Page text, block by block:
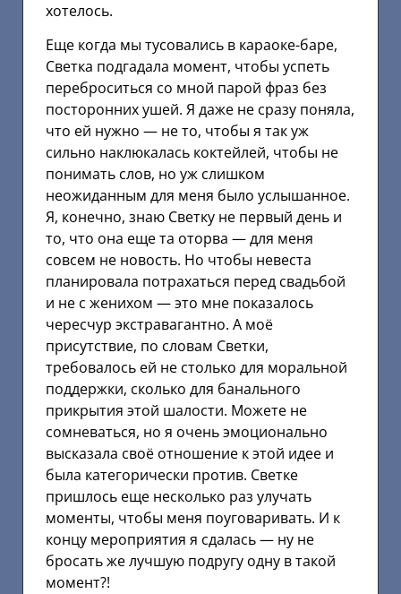
хотелось.
Еще когда мы тусовались в караоке-баре,
Светка подгадала момент, чтобы успеть
переброситься со мной парой фраз без
посторонних ушей. Я даже не сразу поняла,
что ей нужно — не то, чтобы я так уж
сильно наклюкалась коктейлей, чтобы не
понимать слов, но уж слишком
неожиданным для меня было услышанное.
Я, конечно, знаю Светку не первый день и
то, что она еще та оторва — для меня
совсем не новость. Но чтобы невеста
планировала потрахаться перед свадьбой
и не с женихом — это мне показалось
чересчур экстравагантно. А моё
присутствие, по словам Светки,
требовалось ей не столько для моральной
поддержки, сколько для банального
прикрытия этой шалости. Можете не
сомневаться, но я очень эмоционально
высказала своё отношение к этой идее и
была категорически против. Светке
пришлось еще несколько раз улучать
моменты, чтобы меня поуговаривать. И к
концу мероприятия я сдалась — ну не
бросать же лучшую подругу одну в такой
момент?!